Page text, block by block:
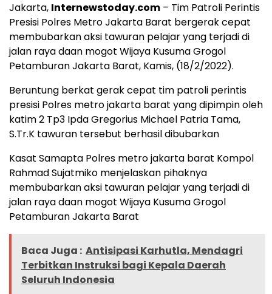
Jakarta, Internewstoday.com – Tim Patroli Perintis
Presisi Polres Metro Jakarta Barat bergerak cepat
membubarkan aksi tawuran pelajar yang terjadi di
jalan raya daan mogot Wijaya Kusuma Grogol
Petamburan Jakarta Barat, Kamis, (18/2/2022).
Beruntung berkat gerak cepat tim patroli perintis
presisi Polres metro jakarta barat yang dipimpin oleh
katim 2 Tp3 Ipda Gregorius Michael Patria Tama,
S.Tr.K tawuran tersebut berhasil dibubarkan
Kasat Samapta Polres metro jakarta barat Kompol
Rahmad Sujatmiko menjelaskan pihaknya
membubarkan aksi tawuran pelajar yang terjadi di
jalan raya daan mogot Wijaya Kusuma Grogol
Petamburan Jakarta Barat
Baca Juga : Antisipasi Karhutla, Mendagri
Terbitkan Instruksi bagi Kepala Daerah
Seluruh Indonesia